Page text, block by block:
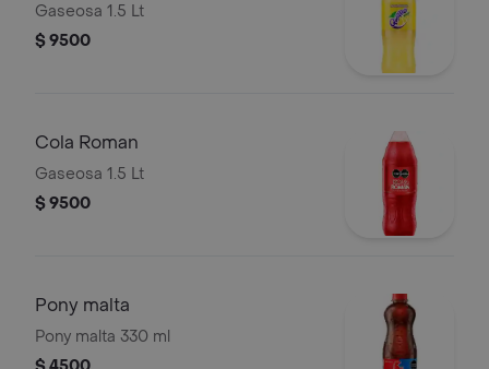
Gaseosa 1.5 Lt
$ 9500
Cola Roman
Gaseosa 1.5 Lt
$ 9500
Pony malta
Pony malta 330 ml